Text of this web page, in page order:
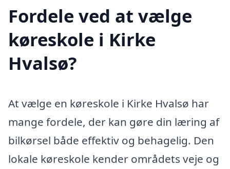
Fordele ved at vælge
køreskole i Kirke
Hvalsø?
At vælge en køreskole i Kirke Hvalsø har
mange fordele, der kan gøre din læring af
bilkørsel både effektiv og behagelig. Den
lokale køreskole kender områdets veje og